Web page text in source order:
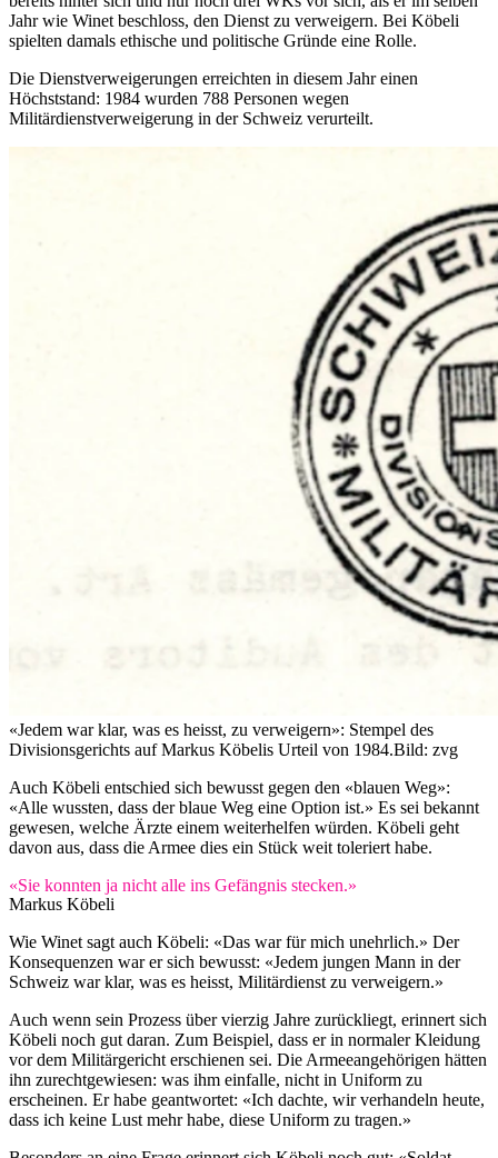
Jahr wie Winet beschloss, den Dienst zu verweigern. Bei Köbeli
spielten damals ethische und politische Gründe eine Rolle.
Die Dienstverweigerungen erreichten in diesem Jahr einen
Höchststand: 1984 wurden 788 Personen wegen
Militärdienstverweigerung in der Schweiz verurteilt.
«Jedem war klar, was es heisst, zu verweigern»: Stempel des
Divisionsgerichts auf Markus Köbelis Urteil von 1984.Bild: zvg
Auch Köbeli entschied sich bewusst gegen den «blauen Weg»:
«Alle wussten, dass der blaue Weg eine Option ist.» Es sei bekannt
gewesen, welche Ärzte einem weiterhelfen würden. Köbeli geht
davon aus, dass die Armee dies ein Stück weit toleriert habe.
«Sie konnten ja nicht alle ins Gefängnis stecken.»
Markus Köbeli
Wie Winet sagt auch Köbeli: «Das war für mich unehrlich.» Der
Konsequenzen war er sich bewusst: «Jedem jungen Mann in der
Schweiz war klar, was es heisst, Militärdienst zu verweigern.»
Auch wenn sein Prozess über vierzig Jahre zurückliegt, erinnert sich
Köbeli noch gut daran. Zum Beispiel, dass er in normaler Kleidung
vor dem Militärgericht erschienen sei. Die Armeeangehörigen hätten
ihn zurechtgewiesen: was ihm einfalle, nicht in Uniform zu
erscheinen. Er habe geantwortet: «Ich dachte, wir verhandeln heute,
dass ich keine Lust mehr habe, diese Uniform zu tragen.»